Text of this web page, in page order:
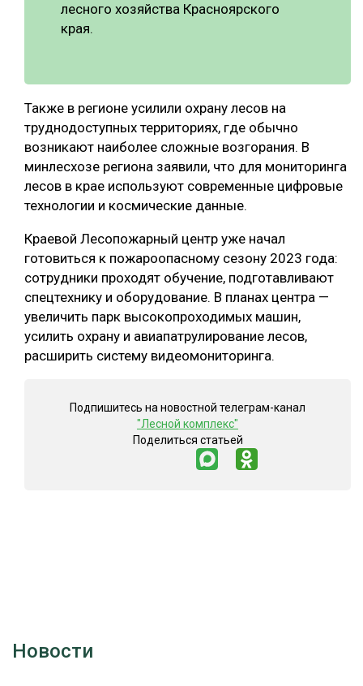
лесного хозяйства Красноярского
края.
Также в регионе усилили охрану лесов на
труднодоступных территориях, где обычно
возникают наиболее сложные возгорания. В
минлесхозе региона заявили, что для мониторинга
лесов в крае используют современные цифровые
технологии и космические данные.
Краевой Лесопожарный центр уже начал
готовиться к пожароопасному сезону 2023 года:
сотрудники проходят обучение, подготавливают
спецтехнику и оборудование. В планах центра —
увеличить парк высокопроходимых машин,
усилить охрану и авиапатрулирование лесов,
расширить систему видеомониторинга.
Подпишитесь на новостной телеграм-канал
"Лесной комплекс"
Поделиться статьей
Новости